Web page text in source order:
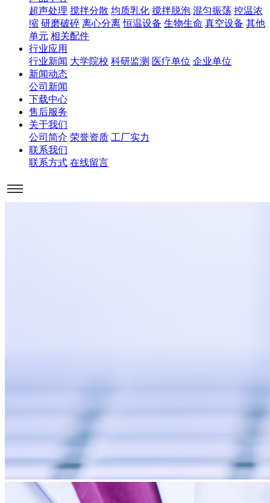
超声处理 搅拌分散 均质乳化 搅拌脱泡 混匀振荡 控温浓
缩 研磨破碎 离心分离 恒温设备 生物生命 真空设备 其他
单元 相关配件
行业应用
行业新闻 大学院校 科研监测 医疗单位 企业单位
新闻动态
公司新闻
下载中心
售后服务
关于我们
公司简介 荣誉资质 工厂实力
联系我们
联系方式 在线留言